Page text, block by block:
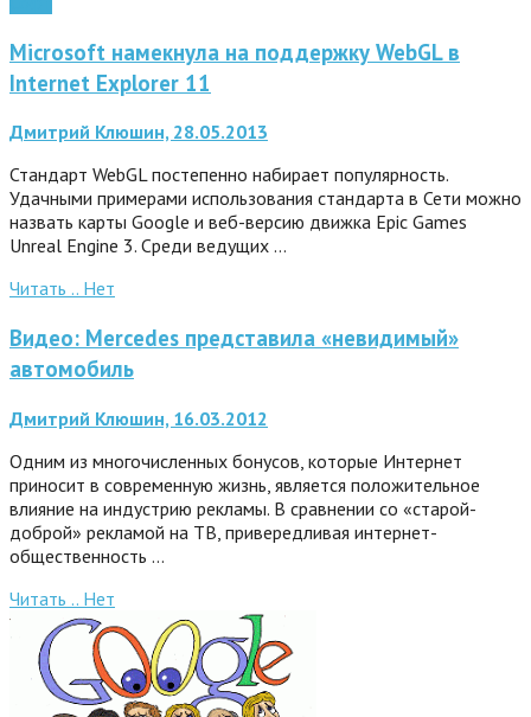
Microsoft намекнула на поддержку WebGL в
Internet Explorer 11
Дмитрий Клюшин, 28.05.2013
Стандарт WebGL постепенно набирает популярность.
Удачными примерами использования стандарта в Сети можно
назвать карты Google и веб-версию движка Epic Games
Unreal Engine 3. Среди ведущих …
Читать .. Нет
Видео: Mercedes представила «невидимый»
автомобиль
Дмитрий Клюшин, 16.03.2012
Одним из многочисленных бонусов, которые Интернет
приносит в современную жизнь, является положительное
влияние на индустрию рекламы. В сравнении со «старой-
доброй» рекламой на ТВ, привередливая интернет-
общественность …
Читать .. Нет